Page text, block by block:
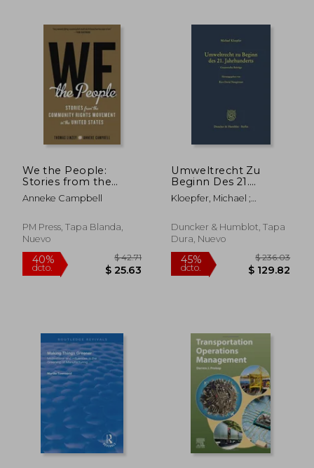
$ 228.77
45%
dcto.
$ 40.27
$ 22.15
45%
dcto.
We the People:
Stories from the
Community Rights
Movement in the
Anneke Campbell
PM Press, Tapa Blanda,
Nuevo
Umweltrecht Zu
Beginn Des 21.
Jahrhunderts:
Gesammelte
Rico David
Neugartner (en
Kloepfer, Michael ;
Duncker & Humblot, Tapa
Dura, Nuevo